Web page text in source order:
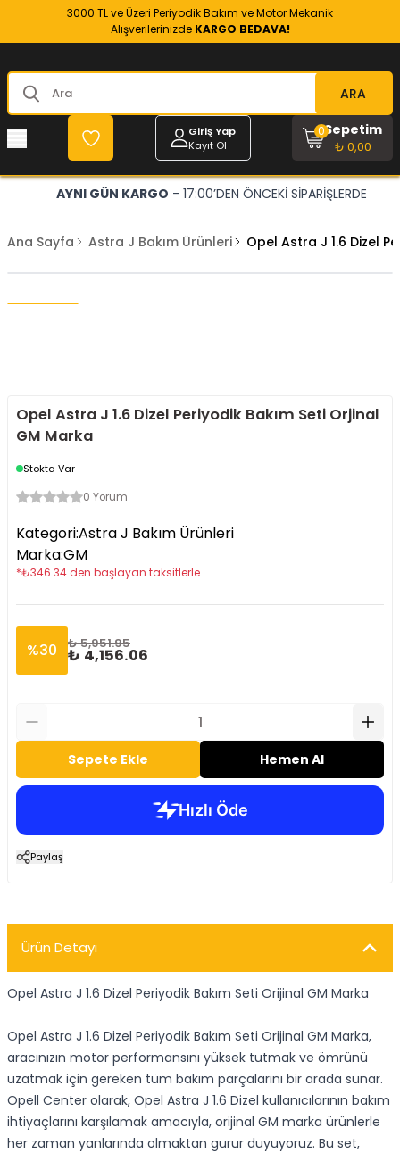
3000 TL ve Üzeri Periyodik Bakım ve Motor Mekanik
Alışverilerinizde KARGO BEDAVA!
ARA
Giriş Yap
Kayıt Ol
Sepetim
₺ 0,00
0
AYNI GÜN KARGO - 17:00’DEN ÖNCEKİ SİPARİŞLERDE
Ana Sayfa Astra J Bakım Ürünleri Opel Astra J 1.6 Dizel
Opel Astra J 1.6 Dizel Periyodik Bakım Seti Orjinal
GM Marka
Stokta Var
0 Yorum
Kategori:Astra J Bakım Ürünleri
Marka:GM
*₺346.34 den başlayan taksitlerle
%30 ₺ 5,951.95
₺ 4,156.06
Sepete Ekle Hemen Al
Paylaş
Ürün Detayı
Opel Astra J 1.6 Dizel Periyodik Bakım Seti Orijinal GM Marka
Opel Astra J 1.6 Dizel Periyodik Bakım Seti Orijinal GM Marka,
aracınızın motor performansını yüksek tutmak ve ömrünü
uzatmak için gereken tüm bakım parçalarını bir arada sunar.
Opell Center olarak, Opel Astra J 1.6 Dizel kullanıcılarının bakım
ihtiyaçlarını karşılamak amacıyla, orijinal GM marka ürünlerle
her zaman yanlarında olmaktan gurur duyuyoruz. Bu set,